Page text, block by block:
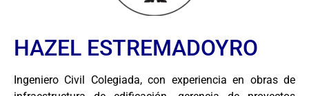
HAZEL ESTREMADOYRO
Ingeniero Civil Colegiada, con experiencia en obras de